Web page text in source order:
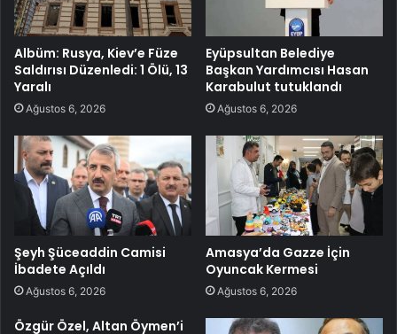
Albüm: Rusya, Kiev’e Füze
Saldırısı Düzenledi: 1 Ölü, 13
Yaralı
Ağustos 6, 2026
Eyüpsultan Belediye
Başkan Yardımcısı Hasan
Karabulut tutuklandı
Ağustos 6, 2026
Şeyh Şüceaddin Camisi
İbadete Açıldı
Ağustos 6, 2026
Amasya’da Gazze İçin
Oyuncak Kermesi
Ağustos 6, 2026
Özgür Özel, Altan Öymen’i